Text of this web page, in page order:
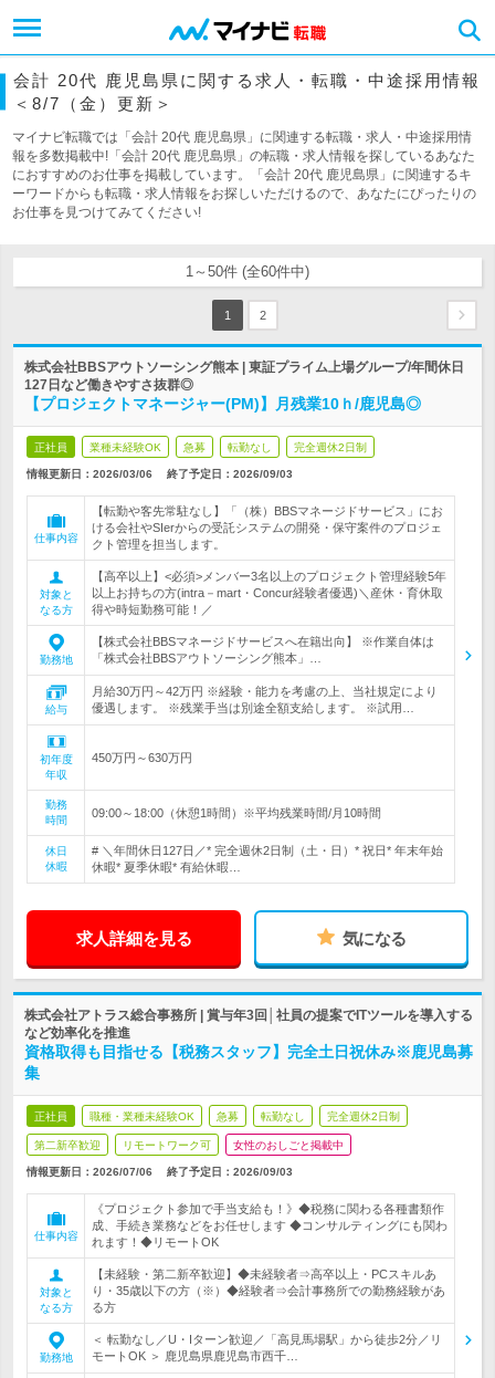
会計 20代 鹿児島県に関する求人・転職・中途採用情報
＜8/7（金）更新＞
マイナビ転職では「会計 20代 鹿児島県」に関連する転職・求人・中途採用情
報を多数掲載中!「会計 20代 鹿児島県」の転職・求人情報を探しているあなた
におすすめのお仕事を掲載しています。「会計 20代 鹿児島県」に関連するキ
ーワードからも転職・求人情報をお探しいただけるので、あなたにぴったりの
お仕事を見つけてみてください!
1～50件 (全60件中)
1 2
株式会社BBSアウトソーシング熊本 | 東証プライム上場グループ/年間休日
127日など働きやすさ抜群◎
【プロジェクトマネージャー(PM)】月残業10ｈ/鹿児島◎
正社員 業種未経験OK 急募 転勤なし 完全週休2日制
情報更新日：2026/03/06 終了予定日： 2026/09/03
仕事内容
【転勤や客先常駐なし】「（株）BBSマネージドサービス」にお
ける会社やSIerからの受託システムの開発・保守案件のプロジェ
クト管理を担当します。
対象と
なる方
【高卒以上】<必須>メンバー3名以上のプロジェクト管理経験5年
以上お持ちの方(intra－mart・Concur経験者優遇)＼産休・育休取
得や時短勤務可能！／
勤務地
【株式会社BBSマネージドサービスへ在籍出向】 ※作業自体は
「株式会社BBSアウトソーシング熊本」…
給与
月給30万円～42万円 ※経験・能力を考慮の上、当社規定により
優遇します。 ※残業手当は別途全額支給します。 ※試用…
初年度
年収
450万円～630万円
勤務
時間
09:00～18:00（休憩1時間）※平均残業時間/月10時間
休日
休暇
# ＼年間休日127日／* 完全週休2日制（土・日）* 祝日* 年末年始
休暇* 夏季休暇* 有給休暇…
求人詳細を見る 気になる
株式会社アトラス総合事務所 | 賞与年3回│社員の提案でITツールを導入する
など効率化を推進
資格取得も目指せる【税務スタッフ】完全土日祝休み※鹿児島募
集
正社員 職種・業種未経験OK 急募 転勤なし 完全週休2日制
第二新卒歓迎 リモートワーク可 女性のおしごと掲載中
情報更新日：2026/07/06 終了予定日： 2026/09/03
仕事内容
《プロジェクト参加で手当支給も！》◆税務に関わる各種書類作
成、手続き業務などをお任せします ◆コンサルティングにも関わ
れます！◆リモートOK
対象と
なる方
【未経験・第二新卒歓迎】◆未経験者⇒高卒以上・PCスキルあ
り・35歳以下の方（※）◆経験者⇒会計事務所での勤務経験があ
る方
勤務地
＜ 転勤なし／U・Iターン歓迎／「高見馬場駅」から徒歩2分／リ
モートOK ＞ 鹿児島県鹿児島市西千…